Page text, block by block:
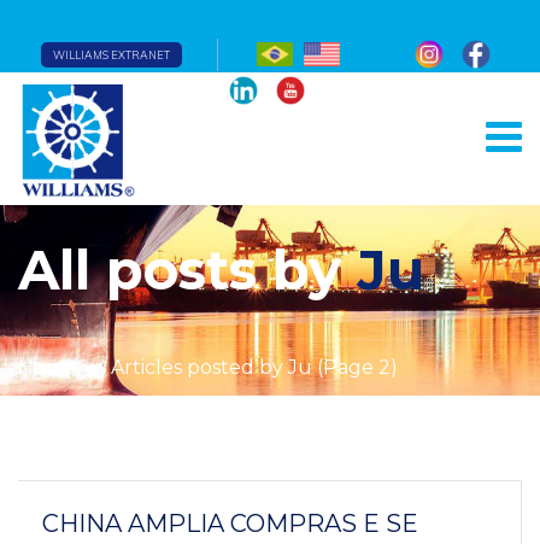
WILLIAMS EXTRANET
All posts byJu
Home Articles posted by Ju(Page 2)
CHINA AMPLIA COMPRAS E SE